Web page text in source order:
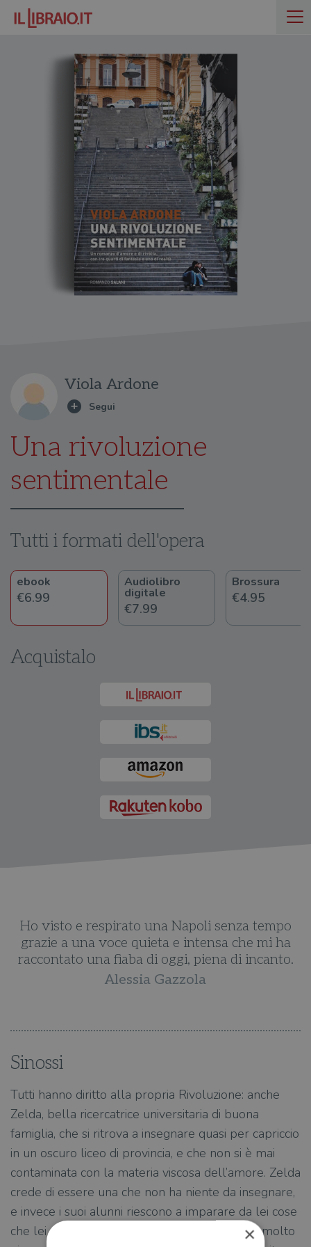
Viola Ardone
Una rivoluzione
sentimentale
Tutti i formati dell'opera
ebook
€6.99
Audiolibro
digitale
€7.99
Brossura
€4.95
Acquistalo
Ho visto e respirato una Napoli senza tempo
grazie a una voce quieta e intensa che mi ha
raccontato una fiaba di oggi, piena di incanto.
Alessia Gazzola
Sinossi
Tutti hanno diritto alla propria Rivoluzione: anche
Zelda, bella ricercatrice universitaria di buona
famiglia, che si ritrova a insegnare quasi per capriccio
in un oscuro liceo di provincia, e che non si è mai
contaminata con la materia viscosa dell’amore. Zelda
crede di essere una che non ha niente da insegnare,
e invece i suoi alunni riescono a imparare da lei cose
che lei nemmeno sospettava di sapere. Sono molto
×